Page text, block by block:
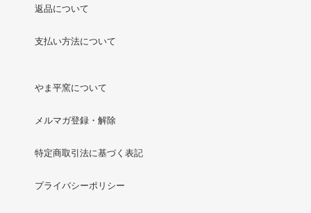
返品について
支払い方法について
やま平窯について
メルマガ登録・解除
特定商取引法に基づく表記
プライバシーポリシー